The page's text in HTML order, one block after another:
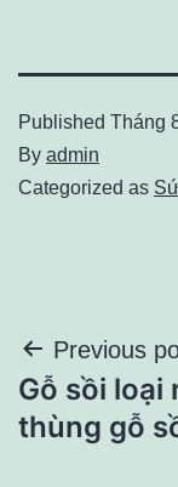
Published Tháng
By admin
Categorized as
Điều
hướng
Previous
Gỗ sồi loại
thùng gỗ